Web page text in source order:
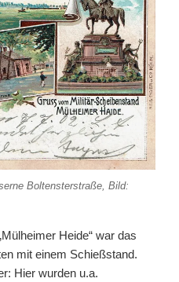
Boltensterstraße, Bild:
Heide“ war das
mit einem Schießstand.
Hier wurden u.a.